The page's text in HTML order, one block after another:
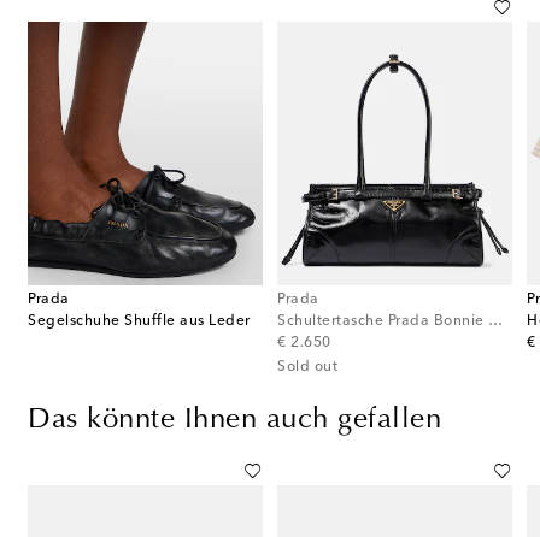
Prada
Segelschuhe Shuffle aus Leder
Prada
Schultertasche Prada Bonnie Medium aus Leder
€ 2.650
original price
Sold out
€
Das könnte Ihnen auch gefallen